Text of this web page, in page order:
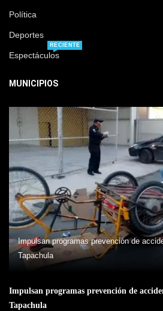
Política
Deportes
Espectáculos
RECIENTE
MUNICIPIOS
Impulsan programas prevención de
Tapachula
Impulsan programas prevención de
Tapachula